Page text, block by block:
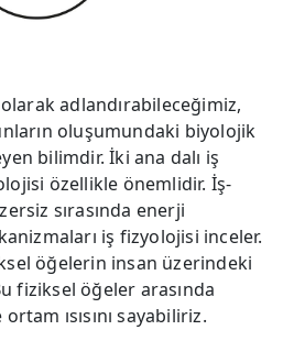
adlandırabileceğimiz,
oluşumundaki biyolojik
bilimdir. İki ana dalı iş
özellikle önemlidir. İş-
sırasında enerji
iş fizyolojisi inceler.
öğelerin insan üzerindeki
fiziksel öğeler arasında
ısısını sayabiliriz.